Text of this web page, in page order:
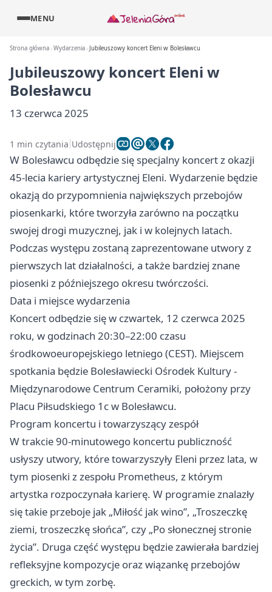
MENU
Strona główna Wydarzenia Jubileuszowy koncert Eleni w Bolesławcu
Jubileuszowy koncert Eleni w
Bolesławcu
13 czerwca 2025
1 min czytania Udostępnij
W Bolesławcu odbędzie się specjalny koncert z okazji
45-lecia kariery artystycznej Eleni. Wydarzenie będzie
okazją do przypomnienia największych przebojów
piosenkarki, które tworzyła zarówno na początku
swojej drogi muzycznej, jak i w kolejnych latach.
Podczas występu zostaną zaprezentowane utwory z
pierwszych lat działalności, a także bardziej znane
piosenki z późniejszego okresu twórczości.
Data i miejsce wydarzenia
Koncert odbędzie się w czwartek, 12 czerwca 2025
roku, w godzinach 20:30–22:00 czasu
środkowoeuropejskiego letniego (CEST). Miejscem
spotkania będzie Bolesławiecki Ośrodek Kultury -
Międzynarodowe Centrum Ceramiki, położony przy
Placu Piłsudskiego 1c w Bolesławcu.
Program koncertu i towarzyszący zespół
W trakcie 90-minutowego koncertu publiczność
usłyszy utwory, które towarzyszyły Eleni przez lata, w
tym piosenki z zespołu Prometheus, z którym
artystka rozpoczynała karierę. W programie znalazły
się takie przeboje jak „Miłość jak wino”, „Troszeczkę
ziemi, troszeczkę słońca”, czy „Po słonecznej stronie
życia”. Druga część występu będzie zawierała bardziej
refleksyjne kompozycje oraz wiązankę przebojów
greckich, w tym zorbę.